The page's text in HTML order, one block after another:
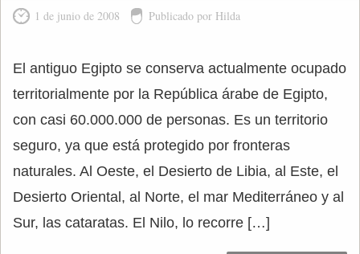
1 de junio de 2008 Publicado por Hilda
El antiguo Egipto se conserva actualmente ocupado
territorialmente por la República árabe de Egipto,
con casi 60.000.000 de personas. Es un territorio
seguro, ya que está protegido por fronteras
naturales. Al Oeste, el Desierto de Libia, al Este, el
Desierto Oriental, al Norte, el mar Mediterráneo y al
Sur, las cataratas. El Nilo, lo recorre […]